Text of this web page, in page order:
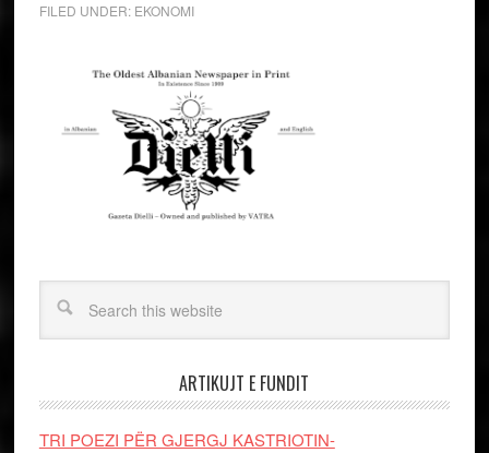
FILED UNDER: EKONOMI
ARTIKUJT E FUNDIT
TRI POEZI PËR GJERGJ KASTRIOTIN-